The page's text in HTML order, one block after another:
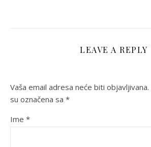
LEAVE A REPLY
Vaša email adresa neće biti objavljivana.
su označena sa *
Ime *